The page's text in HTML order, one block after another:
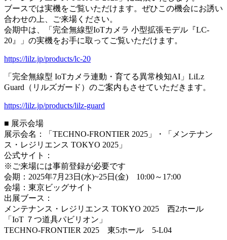
ブースでは実機をご覧いただけます。ぜひこの機会にお誘い
合わせの上、ご来場ください。
会期中は、「完全無線型IoTカメラ 小型拡張モデル『LC-
20』」の実機をお手に取ってご覧いただけます。
https://lilz.jp/products/lc-20
「完全無線型 IoTカメラ連動・育てる異常検知AI」LiLz
Guard（リルズガード）のご案内もさせていただきます。
https://lilz.jp/products/lilz-guard
■ 展示会場
展示会名：「TECHNO-FRONTIER 2025」・「メンテナン
ス・レジリエンス TOKYO 2025」
公式サイト：
※ご来場には事前登録が必要です
会期：2025年7月23日(水)~25日(金) 10:00～17:00
会場：東京ビッグサイト
出展ブース：
メンテナンス・レジリエンス TOKYO 2025 西2ホール
「IoT ７つ道具パビリオン」
TECHNO-FRONTIER 2025 東5ホール 5-L04